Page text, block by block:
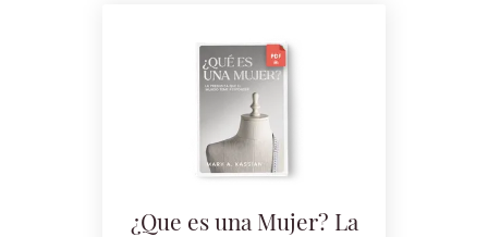
¿Que es una Mujer? La